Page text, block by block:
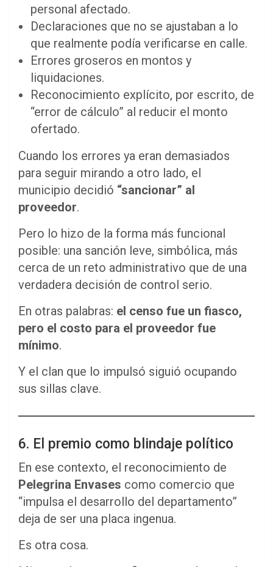
personal afectado.
Declaraciones que no se ajustaban a lo
que realmente podía verificarse en calle.
Errores groseros en montos y
liquidaciones.
Reconocimiento explícito, por escrito, de
“error de cálculo” al reducir el monto
ofertado.
Cuando los errores ya eran demasiados
para seguir mirando a otro lado, el
municipio decidió “sancionar” al
proveedor.
Pero lo hizo de la forma más funcional
posible: una sanción leve, simbólica, más
cerca de un reto administrativo que de una
verdadera decisión de control serio.
En otras palabras: el censo fue un fiasco,
pero el costo para el proveedor fue
mínimo.
Y el clan que lo impulsó siguió ocupando
sus sillas clave.
6. El premio como blindaje político
En ese contexto, el reconocimiento de
Pelegrina Envases como comercio que
“impulsa el desarrollo del departamento”
deja de ser una placa ingenua.
Es otra cosa.